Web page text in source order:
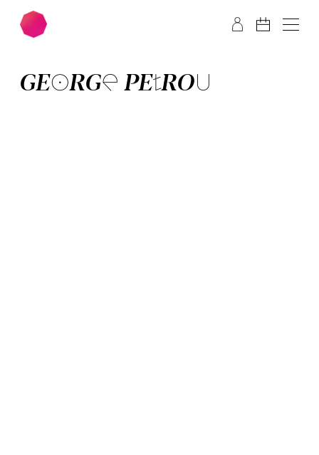
Zum Hauptinhalt springen Zum Footer springen
GE­ORGE PE­TROU